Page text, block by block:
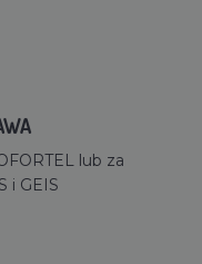
lub za
i GEIS